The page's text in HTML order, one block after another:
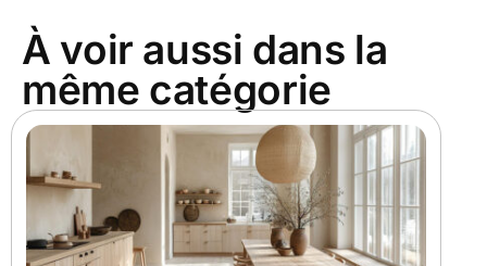
À voir aussi dans la
même catégorie